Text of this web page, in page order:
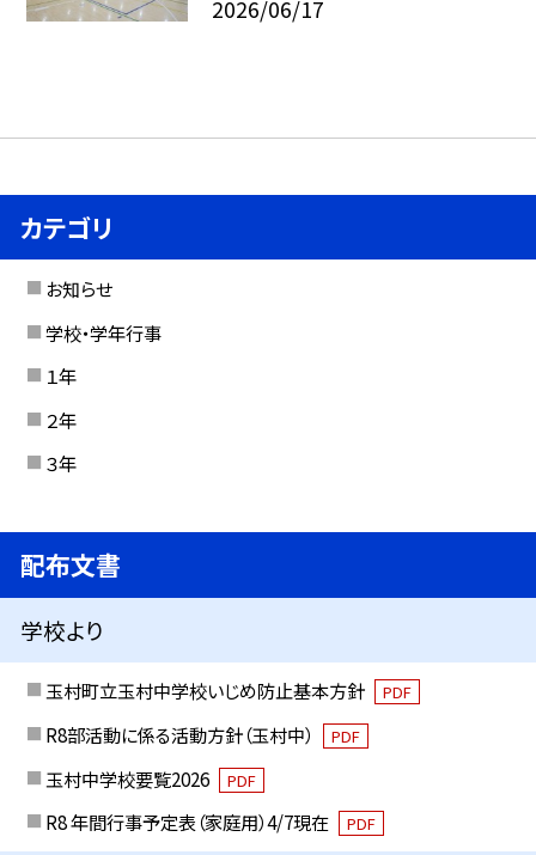
2026/06/17
カテゴリ
お知らせ
学校・学年行事
１年
２年
３年
配布文書
学校より
玉村町立玉村中学校いじめ防止基本方針 PDF
R8部活動に係る活動方針（玉村中） PDF
玉村中学校要覧2026 PDF
R8 年間行事予定表（家庭用）4/7現在 PDF